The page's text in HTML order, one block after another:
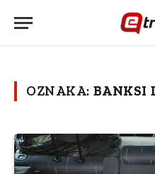
OZNAKA: BANKSI